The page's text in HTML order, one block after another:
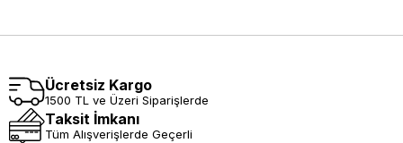
Ücretsiz Kargo
1500 TL ve Üzeri Siparişlerde
Taksit İmkanı
Tüm Alışverişlerde Geçerli